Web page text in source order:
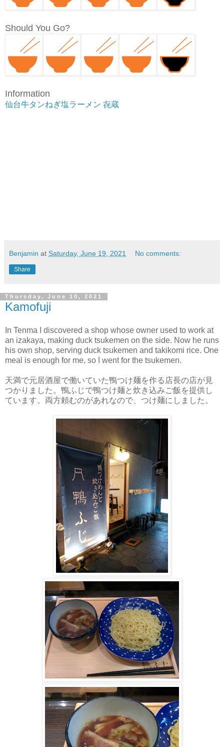
Should You Go?
Information
仙台牛タンねぎ塩ラーメン 㐂蔵
Benjamin at Saturday, June 19, 2021 No comments:
Share
Thursday, June 10, 2021
Kamofuji
In Tenma I discovered a shop whose owner used to work at
an izakaya, making duck tsukemen on the side. Now he runs
his own shop, serving duck tsukemen and takikomi rice. One
meal is enough for me, so I went for the tsukemen.
天満で元居酒屋で働いていた鴨つけ麺を作る店長の店が見
つかりました。鴨ふじで鴨つけ麺と炊き込みご飯を提供し
ています。両方頼むのがあれなので、つけ麺にしました。